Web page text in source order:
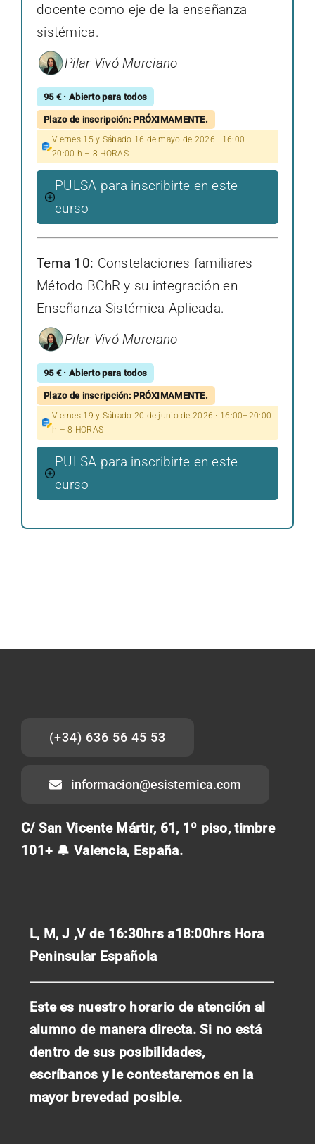
docente como eje de la enseñanza
sistémica.
Pilar Vivó Murciano
95 € · Abierto para todos
Plazo de inscripción: PRÓXIMAMENTE.
Viernes 15 y Sábado 16 de mayo de 2026 · 16:00–
20:00 h – 8 HORAS
PULSA para inscribirte en este
curso
Tema 10: Constelaciones familiares
Método BChR y su integración en
Enseñanza Sistémica Aplicada.
Pilar Vivó Murciano
95 € · Abierto para todos
Plazo de inscripción: PRÓXIMAMENTE.
Viernes 19 y Sábado 20 de junio de 2026 · 16:00–20:00
h – 8 HORAS
PULSA para inscribirte en este
curso
(+34) 636 56 45 53
informacion@esistemica.com
C/ San Vicente Mártir, 61, 1º piso, timbre
101+ 🔔 Valencia, España.
L, M, J ,V de 16:30hrs a18:00hrs Hora
Peninsular Española
Este es nuestro horario de atención al
alumno de manera directa. Si no está
dentro de sus posibilidades,
escríbanos y le contestaremos en la
mayor brevedad posible.